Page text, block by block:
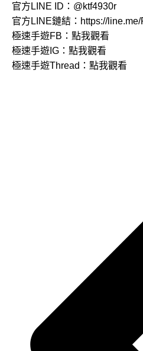
官方LINE ID： @ktf4930r
官方LINE鏈結： https://
極速手遊FB： 點我觀看
極速手遊IG： 點我觀看
極速手遊Thread： 點我觀看